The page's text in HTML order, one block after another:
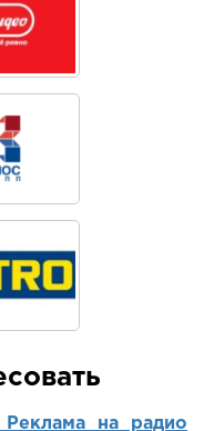
Реклама на радио